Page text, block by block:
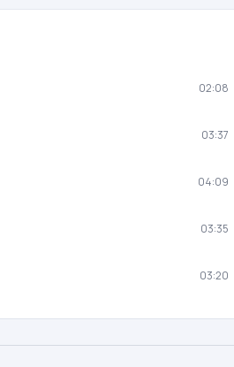
02:08
03:37
04:09
03:35
03:20